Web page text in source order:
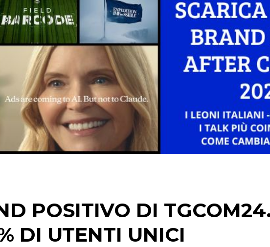
PUNTI VENDITA
CSR
STRATEGIE
CINEMA
POSITIVO DI
DI UTENTI UNICI